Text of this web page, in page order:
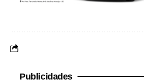
Publicidades